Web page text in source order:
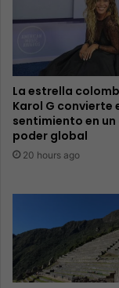
La estrella
Karol G convierte
sentimiento en
poder global
20 hours ago